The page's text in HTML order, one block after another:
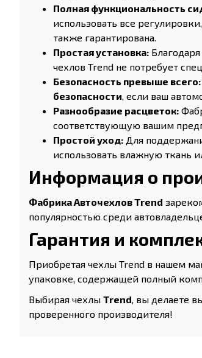
Полная функциональность
использовать все
также гарантирована.
Простая установка:
чехлов Trend не потребует
Безопасность превыше всего:
безопасности , если ваш
Разнообразие расцветок:
соответствующую вашим
Простой уход: Для
использовать влажную ткань
Информация о
Фабрика Авточехлов Trend
популярностью среди
Гарантия и
Приобретая чехлы Trend в нашем
упаковке, содержащей полный
Выбирая чехлы Trend , вы делаете
проверенного производителя!